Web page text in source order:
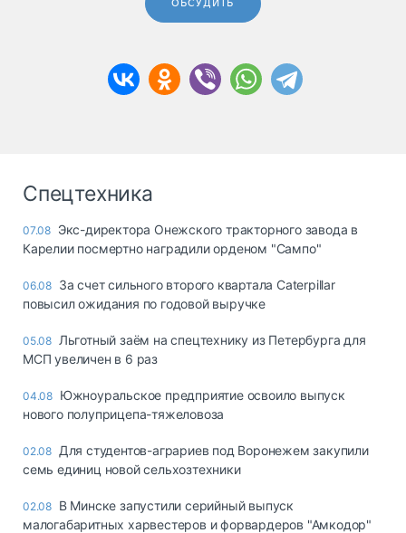
ОБСУДИТЬ
Спецтехника
07.08 Экс-директора Онежского тракторного завода в
Карелии посмертно наградили орденом "Сампо"
06.08 За счет сильного второго квартала Caterpillar
повысил ожидания по годовой выручке
05.08 Льготный заём на спецтехнику из Петербурга для
МСП увеличен в 6 раз
04.08 Южноуральское предприятие освоило выпуск
нового полуприцепа-тяжеловоза
02.08 Для студентов-аграриев под Воронежем закупили
семь единиц новой сельхозтехники
02.08 В Минске запустили серийный выпуск
малогабаритных харвестеров и форвардеров "Амкодор"